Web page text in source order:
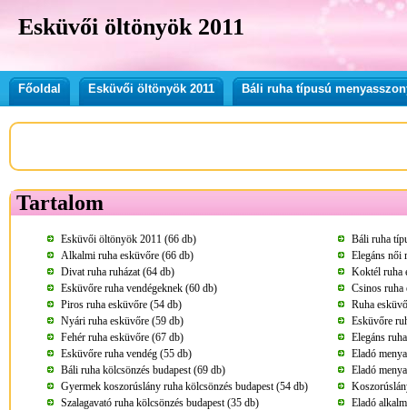
Esküvői öltönyök 2011
Főoldal Esküvői öltönyök 2011 Báli ruha típusú
Tartalom
Esküvői öltönyök 2011 (66 db)
Báli ruha
Alkalmi ruha esküvőre (66 db)
Elegáns női
Divat ruha ruházat (64 db)
Koktél ruha
Esküvőre ruha vendégeknek (60 db)
Csinos ruha
Piros ruha esküvőre (54 db)
Ruha
Nyári ruha esküvőre (59 db)
Esküvőre
Fehér ruha esküvőre (67 db)
Elegáns
Esküvőre ruha vendég (55 db)
Eladó
Báli ruha kölcsönzés budapest (69 db)
Eladó
Gyermek koszorúslány ruha kölcsönzés budapest (54 db)
Szalagavató ruha kölcsönzés budapest (35 db)
Eladó